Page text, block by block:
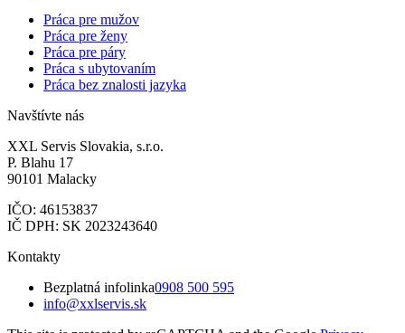
Práca pre mužov
Práca pre ženy
Práca pre páry
Práca s ubytovaním
Práca bez znalosti jazyka
Navštívte nás
XXL Servis Slovakia, s.r.o.
P. Blahu 17
90101 Malacky
IČO: 46153837
IČ DPH: SK 2023243640
Kontakty
Bezplatná infolinka0908 500 595
info@xxlservis.sk